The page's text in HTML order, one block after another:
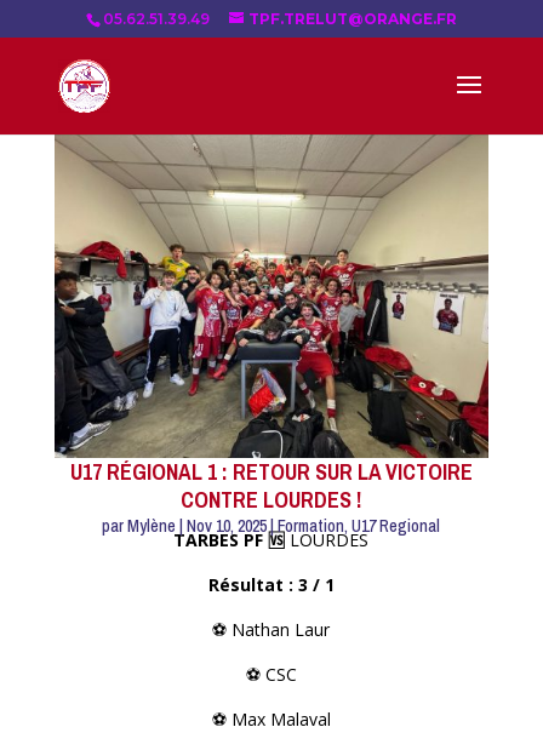
05.62.51.39.49 TPF.TRELUT@ORANGE.FR
U17 RÉGIONAL 1 : RETOUR SUR LA VICTOIRE
CONTRE LOURDES !
parMylène |Nov 10, 2025|Formation,U17 Regional
TARBES PF 🆚LOURDES
Résultat : 3 / 1
⚽️ Nathan Laur
⚽️ CSC
⚽️ Max Malaval